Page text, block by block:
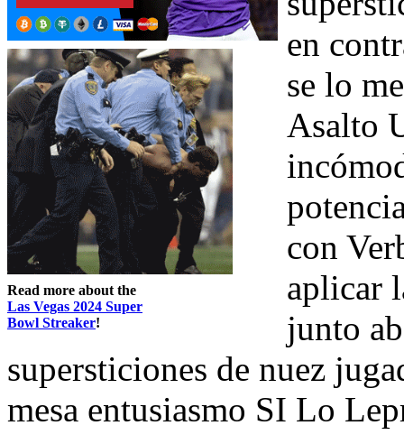
Read more about the
Las Vegas 2024 Super
Bowl Streaker!
en
se lo
Asalto
con
aplicar
junto
supersticiones de nuez
mesa entusiasmo SI Lo